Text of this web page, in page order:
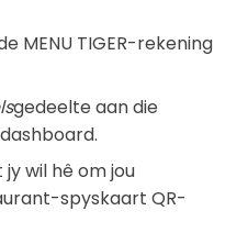
MENU TIGER-rekening
gedeelte aan die
jy wil hê om jou
spyskaart QR-